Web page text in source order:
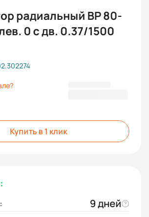
радиальный ВР 80-
0 с дв. 0.37/1500
Купить в 1 клик
9 дней